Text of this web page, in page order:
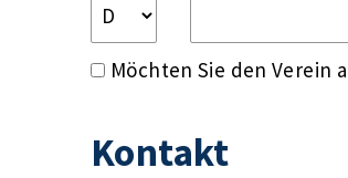
Möchten Sie den Verein
Kontakt